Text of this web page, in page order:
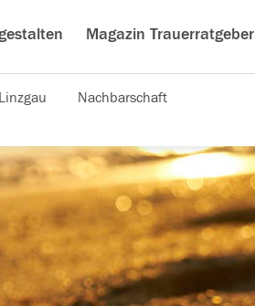
Magazin Trauerratgeber
Linzgau Nachbarschaft